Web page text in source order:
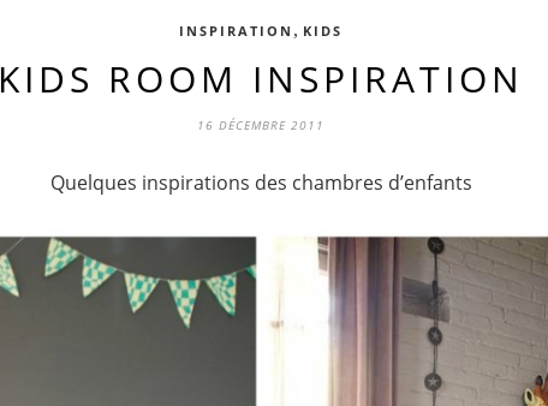
INSPIRATION , KIDS
KIDS ROOM INSPIRATION
16 DÉCEMBRE 2011
Quelques inspirations des chambres d’enfants